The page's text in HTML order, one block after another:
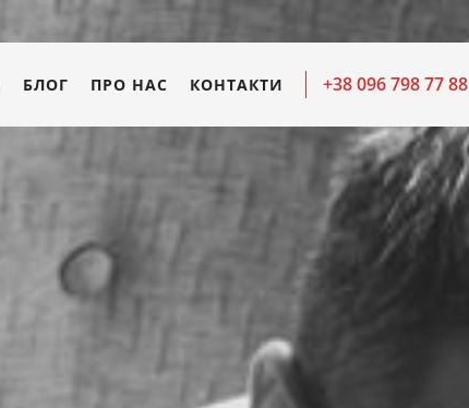
БЛОГ ПРО НАС КОНТАКТИ +38 096 798 77 88